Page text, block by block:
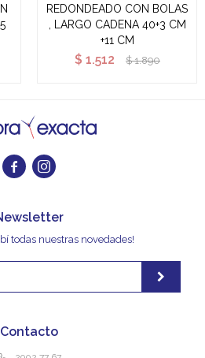
REDONDEADO CON BOLAS
, LARGO CADENA 40+3 CM
+11 CM
$ 1.512 $ 1.890
 
Contacto
todas nuestras novedades!